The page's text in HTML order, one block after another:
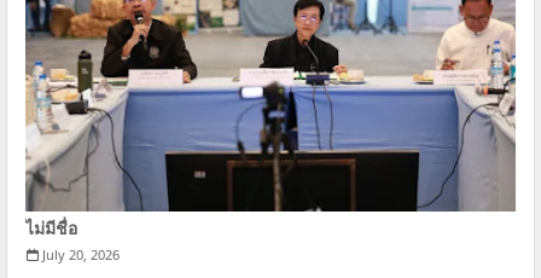
ไม่มีชื่อ
July 20, 2026